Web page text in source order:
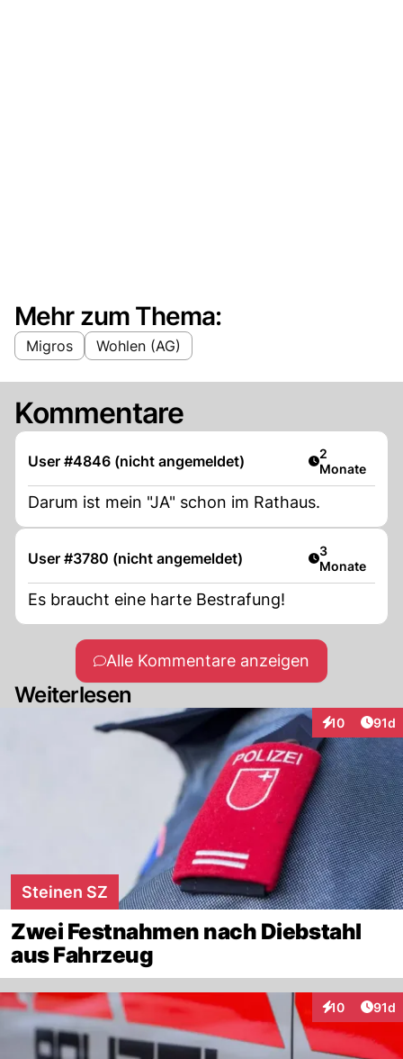
Mehr zum Thema:
Migros Wohlen (AG)
Kommentare
User #4846 (nicht angemeldet) Artikel
2
Monate
Darum ist mein "JA" schon im Rathaus.
User #3780 (nicht angemeldet) Artikel
3
Monate
Es braucht eine harte Bestrafung!
Alle Kommentare anzeigen
Weiterlesen
10
Interaktionen
91d
Steinen SZ
Zwei Festnahmen nach Diebstahl
aus Fahrzeug
10
Interaktionen
91d